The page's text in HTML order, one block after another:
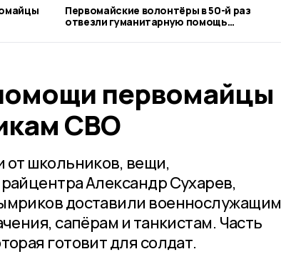
Первомайские волонтёры в 50-й раз
отвезли гуманитарную помощь
первомайцы
СВО
школьников, вещи,
Александр Сухарев,
доставили военнослужащим
сапёрам и танкистам. Часть
готовит для солдат.